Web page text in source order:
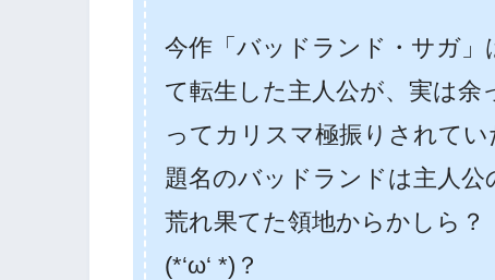
今作「バッドランド・サガ」
て転生した主人公が、実は余
ってカリスマ極振りされてい
題名のバッドランドは主人
荒れ果てた領地からかしら？
(*‘ω‘ *)？